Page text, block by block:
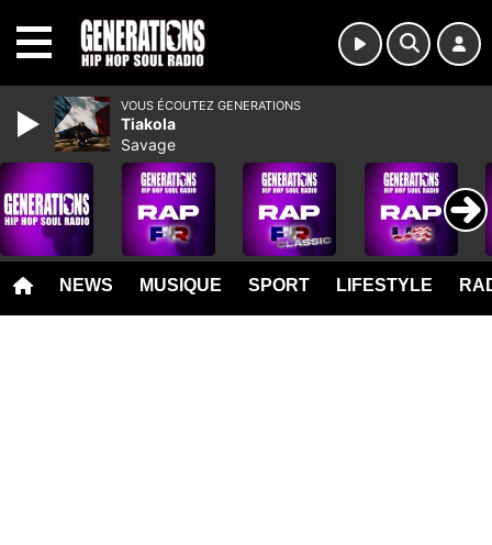
NEWS MUSIQUE SPORT LIFESTYLE
VOUS ÉCOUTEZ GENERATIONS
Tiakola
Savage